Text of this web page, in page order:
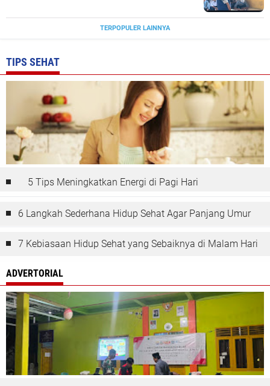
TERPOPULER LAINNYA
TIPS SEHAT
5 Tips Meningkatkan Energi di Pagi Hari
6 Langkah Sederhana Hidup Sehat Agar Panjang Umur
7 Kebiasaan Hidup Sehat yang Sebaiknya di Malam Hari
ADVERTORIAL